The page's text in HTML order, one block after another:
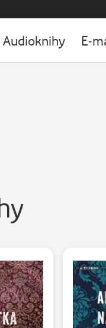
Audioknihy E-